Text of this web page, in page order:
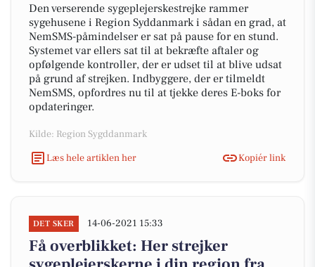
Den verserende sygeplejerskestrejke rammer
sygehusene i Region Syddanmark i sådan en grad, at
NemSMS-påmindelser er sat på pause for en stund.
Systemet var ellers sat til at bekræfte aftaler og
opfølgende kontroller, der er udset til at blive udsat
på grund af strejken. Indbyggere, der er tilmeldt
NemSMS, opfordres nu til at tjekke deres E-boks for
opdateringer.
Kilde: Region Sygddanmark
Læs hele artiklen her
Kopiér link
DET SKER 14-06-2021 15:33
Få overblikket: Her strejker